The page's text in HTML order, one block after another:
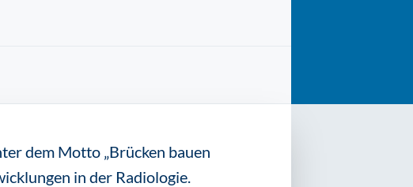
dem Motto „Brücken bauen
in der Radiologie.